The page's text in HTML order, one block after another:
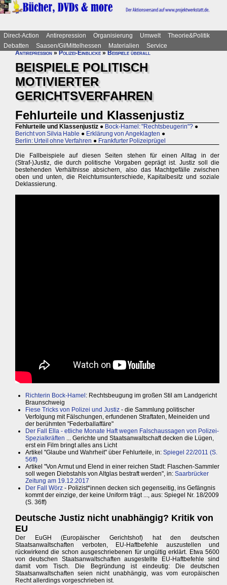
Direct-Action Antirepression Organisierung Umwelt
Theorie&Politik
Debatten
Saasen/GI/Mittelhessen Materialien
Service
Antirepression»Polizei-Einblicke»Beispiele überall
BEISPIELE POLITISCH
MOTIVIERTER
GERICHTSVERFAHREN
Fehlurteile und Klassenjustiz
Fehlurteile und Klassenjustiz ● Bock-Hamel: "Rechtsbeugerin"? ●
Bericht von Silvia Hable ● Erklärung von Angeklagten ●
Berlin: Urteil ohne Verfahren ● Frankfurter Polizeiprügel
Die Fallbeispiele auf diesen Seiten stehen für einen Alltag in der
(Straf-)Justiz, die durch politische Vorgaben geprägt ist. Justiz soll die
bestehenden Verhältnisse absichern, also das Machtgefälle zwischen
oben und unten, die Reichtumsunterschiede, Kapitalbesitz und soziale
Deklassierung.
Richterin Bock-Hamel : Rechtsbeugung im großen Stil am Landgericht
Braunschweig
Fiese Tricks von Polizei und Justiz - die Sammlung politischer
Verfolgung mit Fälschungen, erfundenen Straftaten, Meineiden und
der berühmten "Federballaffäre"
Der Fall Ella - etliche Monate Haft wegen Falschaussagen von Polizei-
Spezialkräften ... Gerichte und Staatsanwaltschaft decken die Lügen,
erst ein Film bringt alles ans Licht
Artikel "Glaube und Wahrheit" über Fehlurteile, in: Spiegel 22/2011 (S.
56ff)
Artikel "Von Armut und Elend in einer reichen Stadt: Flaschen-Sammler
soll wegen Diebstahls von Altglas bestraft werden", in: Saarbrücker
Zeitung am 19.12.2017
Der Fall Wörz - Polizist*innen decken sich gegenseitig, ins Gefängnis
kommt der einzige, der keine Uniform trägt ..., aus: Spiegel Nr. 18/2009
(S. 36ff)
Deutsche Justiz nicht unabhängig? Kritik von
EU
Der EuGH (Europäischer Gerichtshof) hat den deutschen
Staatsanwaltschaften verboten, EU-Haftbefehle auszustellen und
rückwirkend die schon ausgeschriebenen für ungültig erklärt. Etwa 5600
von deutschen Staatsanwaltschaften ausgestellte EU-Haftbefehle sind
damit vom Tisch. Die Begründung ist eindeutig: Die deutschen
Staatsanwaltschaften seien nicht unabhängig, was vom europäischen
Recht allerdings vorgeschrieben ist.